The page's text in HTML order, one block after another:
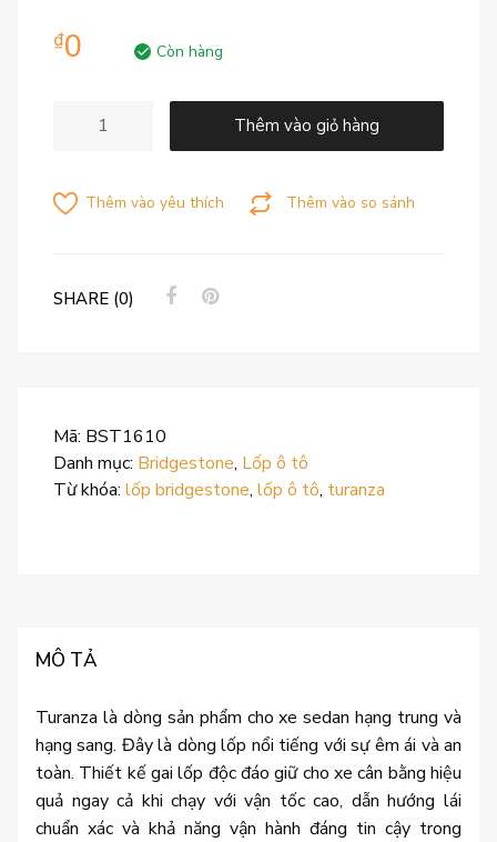
₫0 Còn hàng
Thêm vào giỏ hàng
Thêm vào so sánh
Thêm vào yêu thích
SHARE (0)
Mã: BST1610
Danh mục: Bridgestone, Lốp ô tô
Từ khóa: lốp bridgestone, lốp ô tô, turanza
MÔ TẢ
Turanza là dòng sản phẩm cho xe sedan hạng trung và
hạng sang. Đây là dòng lốp nổi tiếng với sự êm ái và an
toàn. Thiết kế gai lốp độc đáo giữ cho xe cân bằng hiệu
quả ngay cả khi chạy với vận tốc cao, dẫn hướng lái
chuẩn xác và khả năng vận hành đáng tin cậy trong